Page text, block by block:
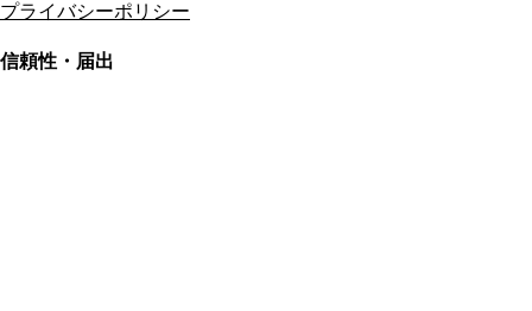
プライバシーポリシー
信頼性・届出